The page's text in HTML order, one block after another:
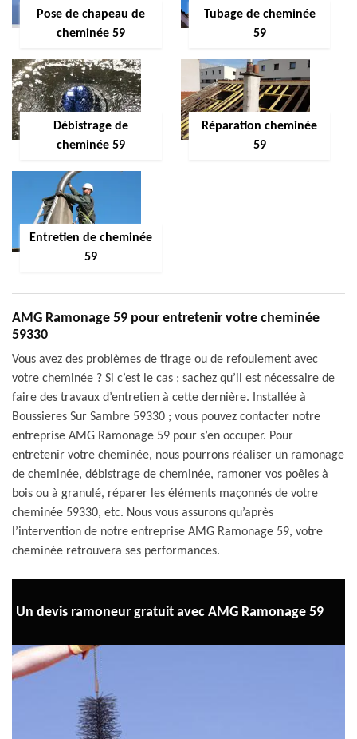
Pose de chapeau de
cheminée 59
Tubage de cheminée
59
Débistrage de
cheminée 59
Réparation cheminée
59
Entretien de cheminée
59
AMG Ramonage 59 pour entretenir votre cheminée
59330
Vous avez des problèmes de tirage ou de refoulement avec
votre cheminée ? Si c’est le cas ; sachez qu’il est nécessaire de
faire des travaux d’entretien à cette dernière. Installée à
Boussieres Sur Sambre 59330 ; vous pouvez contacter notre
entreprise AMG Ramonage 59 pour s’en occuper. Pour
entretenir votre cheminée, nous pourrons réaliser un ramonage
de cheminée, débistrage de cheminée, ramoner vos poêles à
bois ou à granulé, réparer les éléments maçonnés de votre
cheminée 59330, etc. Nous vous assurons qu’après
l’intervention de notre entreprise AMG Ramonage 59, votre
cheminée retrouvera ses performances.
Un devis ramoneur gratuit avec AMG Ramonage 59